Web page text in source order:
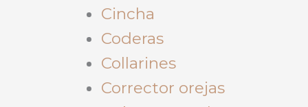
Cincha
Coderas
Collarines
Corrector orejas